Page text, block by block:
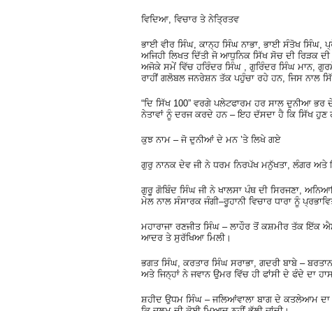
ਵਿਦਿਆ, ਵਿਚਾਰ ਤੇ ਨੇਤ੍ਰਿਤਵ
ਭਾਈ ਵੀਰ ਸਿੰਘ, ਕਾਨ੍ਹ ਸਿੰਘ ਨਾਭਾ, ਭਾਈ ਸੰਤੋਖ ਸਿੰਘ,
ਅਜਿਹੀ ਲਿਖਤ ਦਿੱਤੀ ਜੋ ਆਧੁਨਿਕ ਸਿੱਖ ਸੋਚ ਦੀ ਰਿੜਕ ਦੀ
ਅਜੋਕੇ ਸਮੇਂ ਵਿੱਚ ਹਰਿੰਦਰ ਸਿੰਘ , ਗੁਰਿੰਦਰ ਸਿੰਘ ਮਾਨ,
ਰਾਹੀਂ ਗਲੋਬਲ ਜਨਰੇਸ਼ਨ ਤੱਕ ਪਹੁੰਚਾ ਰਹੇ ਹਨ, ਜਿਸ ਨਾਲ
“ਦਿ ਸਿੱਖ 100” ਵਰਗੇ ਪਲੇਟਫਾਰਮ ਹਰ ਸਾਲ ਦੁਨੀਆ ਭਰ
ਨੇਤਾਵਾਂ ਨੂੰ ਦਰਜ ਕਰਦੇ ਹਨ – ਇਹ ਦੱਸਦਾ ਹੈ ਕਿ ਸਿੱਖ ਹੁਣ
ਕੁਝ ਨਾਮ – ਜੋ ਦੁਨੀਆਂ ਦੇ ਮਨ ’ਤੇ ਲਿਖੇ ਗਏ
ਗੁਰੁ ਨਾਨਕ ਦੇਵ ਜੀ ਨੇ ਧਰਮ ਨਿਰਪੱਖ ਮਨੁੱਖਤਾ, ਲੰਗਰ ਅਤੇ
ਗੁਰੂ ਗੋਬਿੰਦ ਸਿੰਘ ਜੀ ਨੇ ਖਾਲਸਾ ਪੰਥ ਦੀ ਸਿਰਜਣਾ,
ਮੇਲ ਨਾਲ ਸੰਸਾਰਕ ਜੰਗੀ–ਰੂਹਾਨੀ ਵਿਚਾਰ ਧਾਰਾ ਨੂੰ
ਮਹਾਰਾਜਾ ਰਣਜੀਤ ਸਿੰਘ – ਲਾਹੌਰ ਤੋਂ ਕਸ਼ਮੀਰ ਤੱਕ ਇੱਕ
ਆਦਰ ਤੇ ਸੁਰੱਖਿਆ ਮਿਲੀ।
ਭਗਤ ਸਿੰਘ, ਕਰਤਾਰ ਸਿੰਘ ਸਰਾਭਾ, ਗਦਰੀ ਬਾਬੇ –
ਅਤੇ ਜਿਨ੍ਹਾਂ ਨੇ ਜਵਾਨ ਉਮਰ ਵਿੱਚ ਹੀ ਫਾਂਸੀ ਦੇ ਫੰਦੇ ਦਾ
ਸ਼ਹੀਦ ਉਧਮ ਸਿੰਘ – ਜਲਿਆਂਵਾਲਾ ਬਾਗ ਦੇ ਕਤਲੇਆਮ